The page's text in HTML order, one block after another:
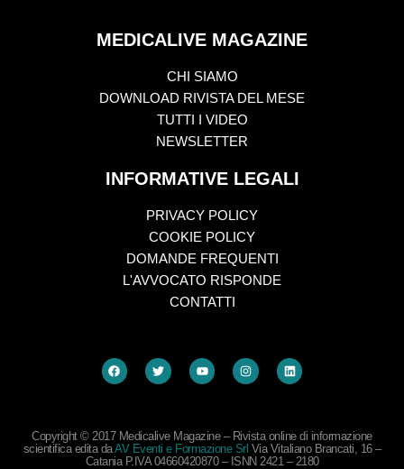
MEDICALIVE MAGAZINE
CHI SIAMO
DOWNLOAD RIVISTA DEL MESE
TUTTI I VIDEO
NEWSLETTER
INFORMATIVE LEGALI
PRIVACY POLICY
COOKIE POLICY
DOMANDE FREQUENTI
L'AVVOCATO RISPONDE
CONTATTI
Copyright © 2017 Medicalive Magazine – Rivista online di informazione
scientifica edita daAV Eventi e Formazione Srl Via Vitaliano Brancati, 16 –
Catania P.IVA 04660420870 – ISNN 2421 – 2180